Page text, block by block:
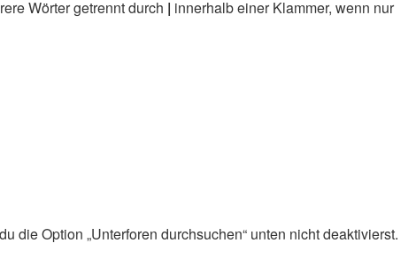
Wörter getrennt durch | innerhalb einer Klammer, wenn nur
die Option „Unterforen durchsuchen“ unten nicht deaktivierst.